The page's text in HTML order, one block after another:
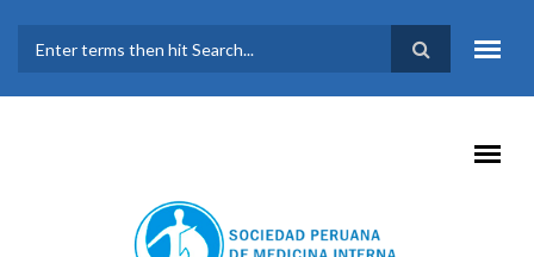
FORMULARIO DE
BÚSQUEDA